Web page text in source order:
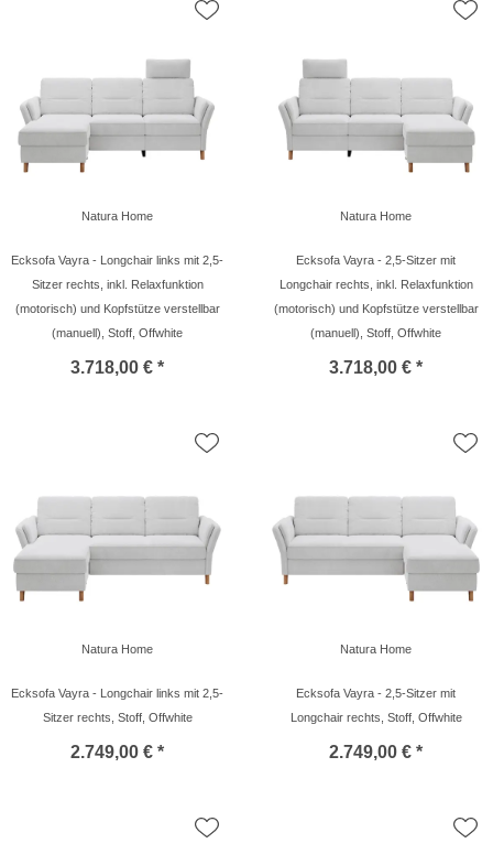
Natura Home
Ecksofa Vayra - Longchair links mit 2,5-
Sitzer rechts, inkl. Relaxfunktion
(motorisch) und Kopfstütze verstellbar
(manuell), Stoff, Offwhite
3.718,00 € *
Natura Home
Ecksofa Vayra - 2,5-Sitzer mit
Longchair rechts, inkl. Relaxfunktion
(motorisch) und Kopfstütze verstellbar
(manuell), Stoff, Offwhite
3.718,00 € *
Natura Home
Ecksofa Vayra - Longchair links mit 2,5-
Sitzer rechts, Stoff, Offwhite
2.749,00 € *
Natura Home
Ecksofa Vayra - 2,5-Sitzer mit
Longchair rechts, Stoff, Offwhite
2.749,00 € *